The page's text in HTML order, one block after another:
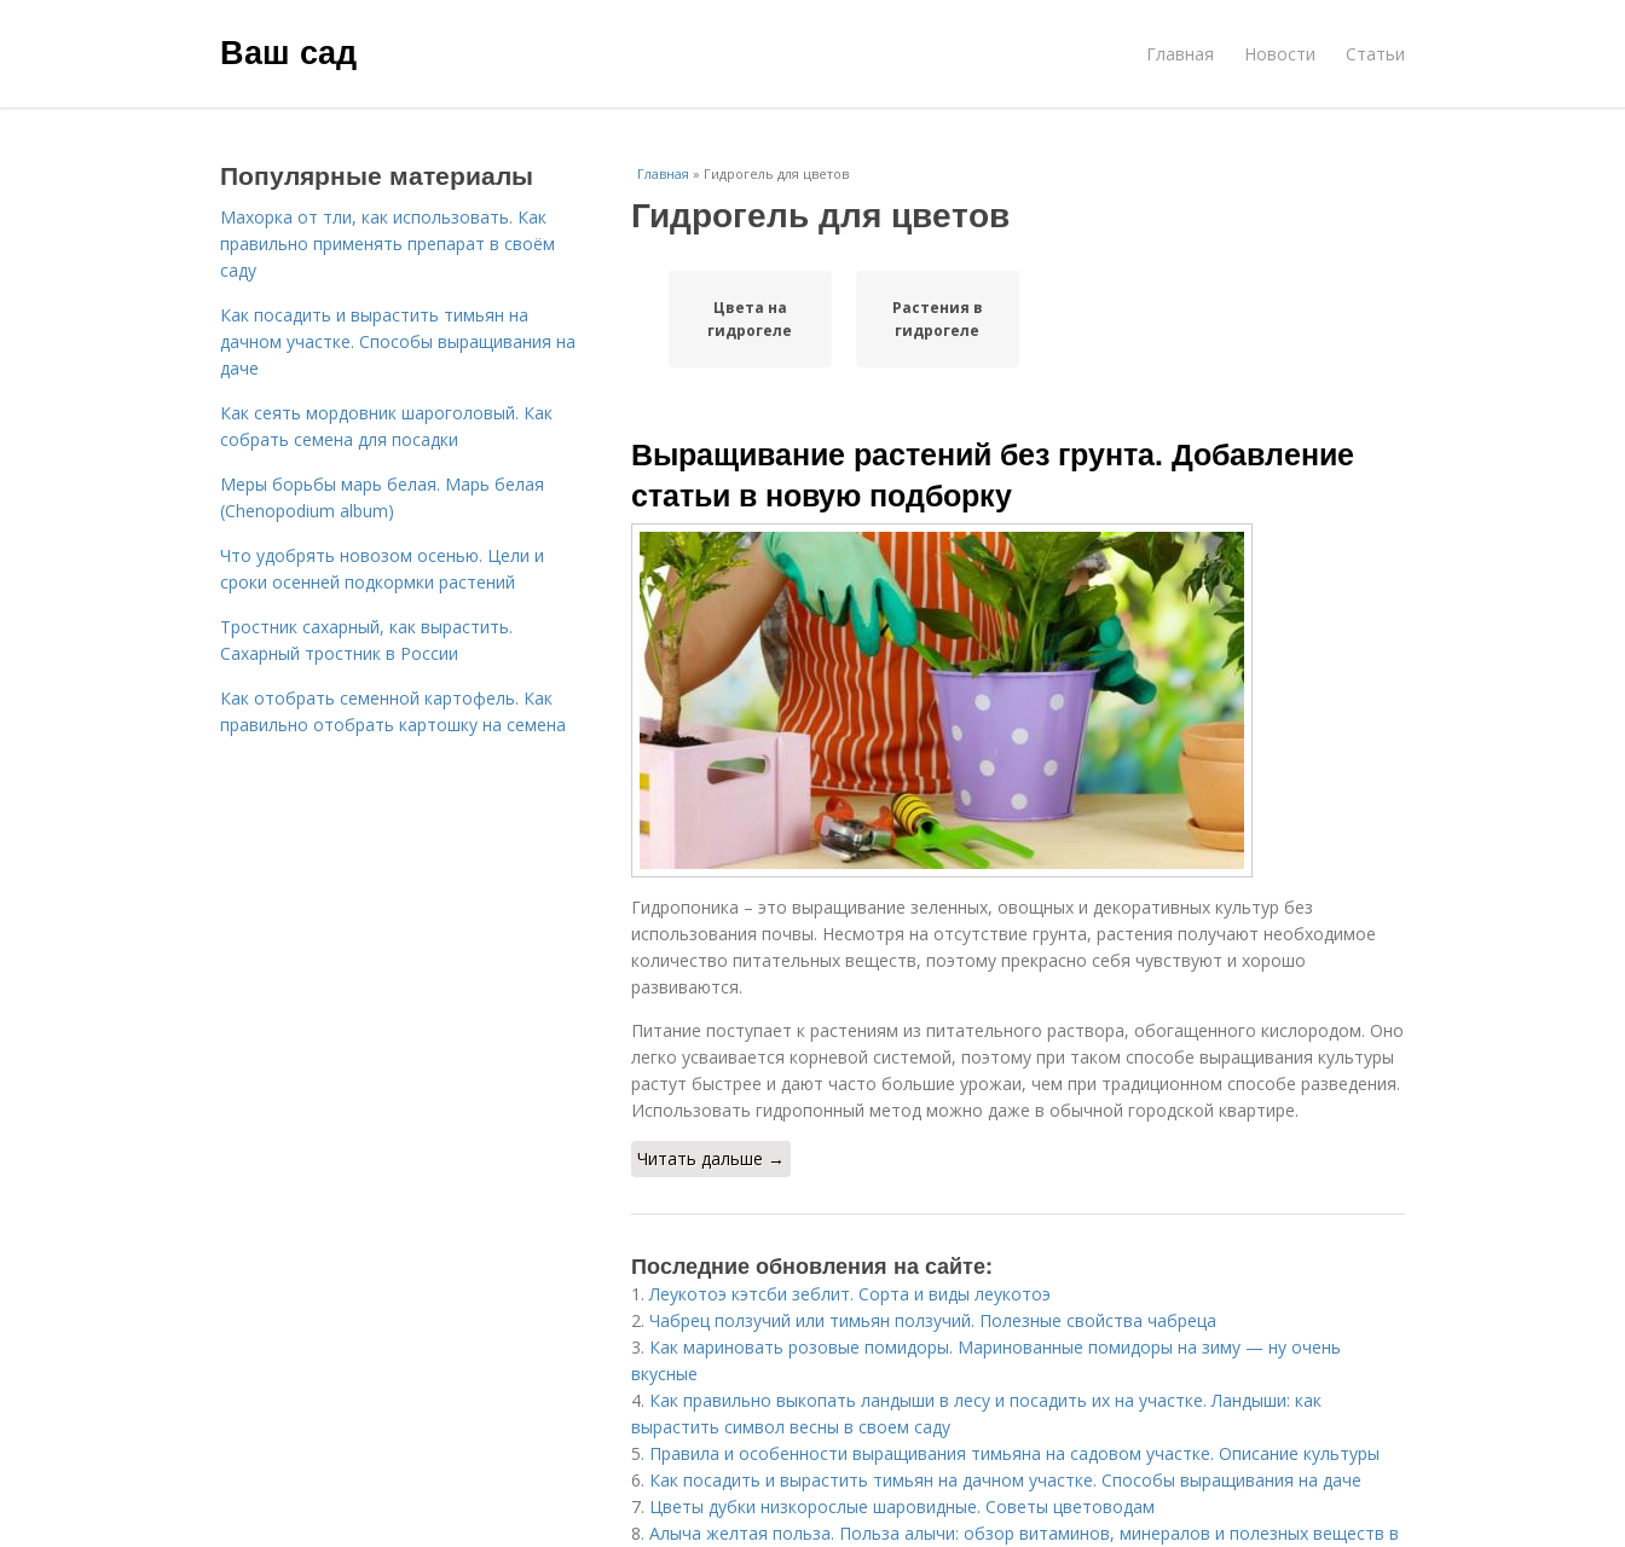
Ваш сад Главная Новости Статьи
Главная » Гидрогель для цветов
Гидрогель для цветов
Цвета на
гидрогеле
Растения в
гидрогеле
Выращивание растений без грунта. Добавление
статьи в новую подборку
Гидропоника – это выращивание зеленных, овощных и декоративных культур без
использования почвы. Несмотря на отсутствие грунта, растения получают необходимое
количество питательных веществ, поэтому прекрасно себя чувствуют и хорошо
развиваются.
Питание поступает к растениям из питательного раствора, обогащенного кислородом. Оно
легко усваивается корневой системой, поэтому при таком способе выращивания культуры
растут быстрее и дают часто большие урожаи, чем при традиционном способе разведения.
Использовать гидропонный метод можно даже в обычной городской квартире.
Читать дальше →
Последние обновления на сайте:
1.Леукотоэ кэтсби зеблит. Сорта и виды леукотоэ
2. Чабрец ползучий или тимьян ползучий. Полезные свойства чабреца
3. Как мариновать розовые помидоры. Маринованные помидоры на зиму — ну очень
вкусные
4. Как правильно выкопать ландыши в лесу и посадить их на участке. Ландыши: как
вырастить символ весны в своем саду
5. Правила и особенности выращивания тимьяна на садовом участке. Описание культуры
6. Как посадить и вырастить тимьян на дачном участке. Способы выращивания на даче
7. Цветы дубки низкорослые шаровидные. Советы цветоводам
8. Алыча желтая польза. Польза алычи: обзор витаминов, минералов и полезных веществ в
Популярные материалы
Махорка от тли, как использовать. Как
правильно применять препарат в своём
саду
Как посадить и вырастить тимьян на
дачном участке. Способы выращивания на
даче
Как сеять мордовник шароголовый. Как
собрать семена для посадки
Меры борьбы марь белая. Марь белая
(Chenopodium album)
Что удобрять новозом осенью. Цели и
сроки осенней подкормки растений
Тростник сахарный, как вырастить.
Сахарный тростник в России
Как отобрать семенной картофель. Как
правильно отобрать картошку на семена